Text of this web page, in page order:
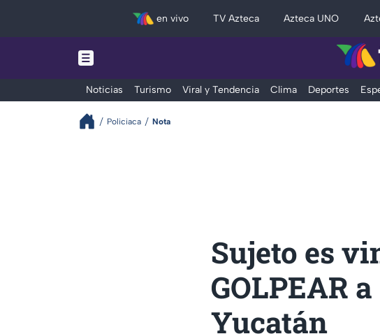
en vivo TV Azteca Azteca UNO
Noticias Turismo Viral y Tendencia Clima Deportes
Policiaca Nota
Sujeto es
GOLPEAR
Yucatán